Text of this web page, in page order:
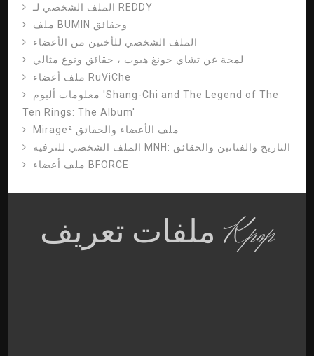
الملف الشخصي لـ REDDY
ملف BUMIN وحقائق
الملف الشخصي للأختين من الأعضاء
لمحة عن تشاي جونغ هيوب ، حقائق ونوع مثالي
ملف أعضاء RuViChe
معلومات ألبوم 'Shang-Chi and The Legend of The
Ten Rings: The Album'
Mirage² ملف الأعضاء والحقائق
الملف الشخصي للترفيه MNH: التاريخ والفنانين والحقائق
ملف أعضاء BFORCE
ملفات تعريف Kpop